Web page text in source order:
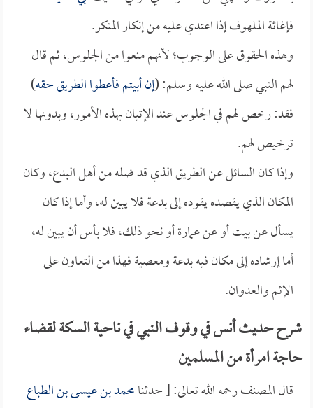
فإغاثة الملهوف إذا اعتدي عليه من إنكار المنكر.
وهذه الحقوق على الوجوب؛ لأنهم منعوا من الجلوس، ثم قال
لهم النبي صلى الله عليه وسلم: (إن أبيتم فأعطوا الطريق حقه)
فقد: رخص لهم في الجلوس عند الإتيان بهذه الأمور، وبدونها لا
ترخيص لهم.
وإذا كان السائل عن الطريق الذي قد ضله من أهل البدع، وكان
المكان الذي يقصده يقوده إلى بدعة فلا يبين له، وأما إذا كان
يسأل عن بيت أو عن عمارة أو نحو ذلك، فلا بأس أن يبين له،
أما إرشاده إلى مكان فيه بدعة ومعصية فهذا من التعاون على
الإثم والعدوان.
شرح حديث أنس في وقوف النبي في ناحية السكة لقضاء
حاجة امرأة من المسلمين
قال المصنف رحمه الله تعالى: [ حدثنامحمد بن عيسى بن الطباع